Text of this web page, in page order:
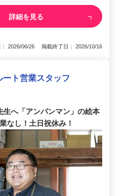
詳細を見る
： 2026/06/26 掲載終了日： 2026/10/16
ト営業スタッフ
生へ「アンパンマン」の絵本
なし！土日祝休み！